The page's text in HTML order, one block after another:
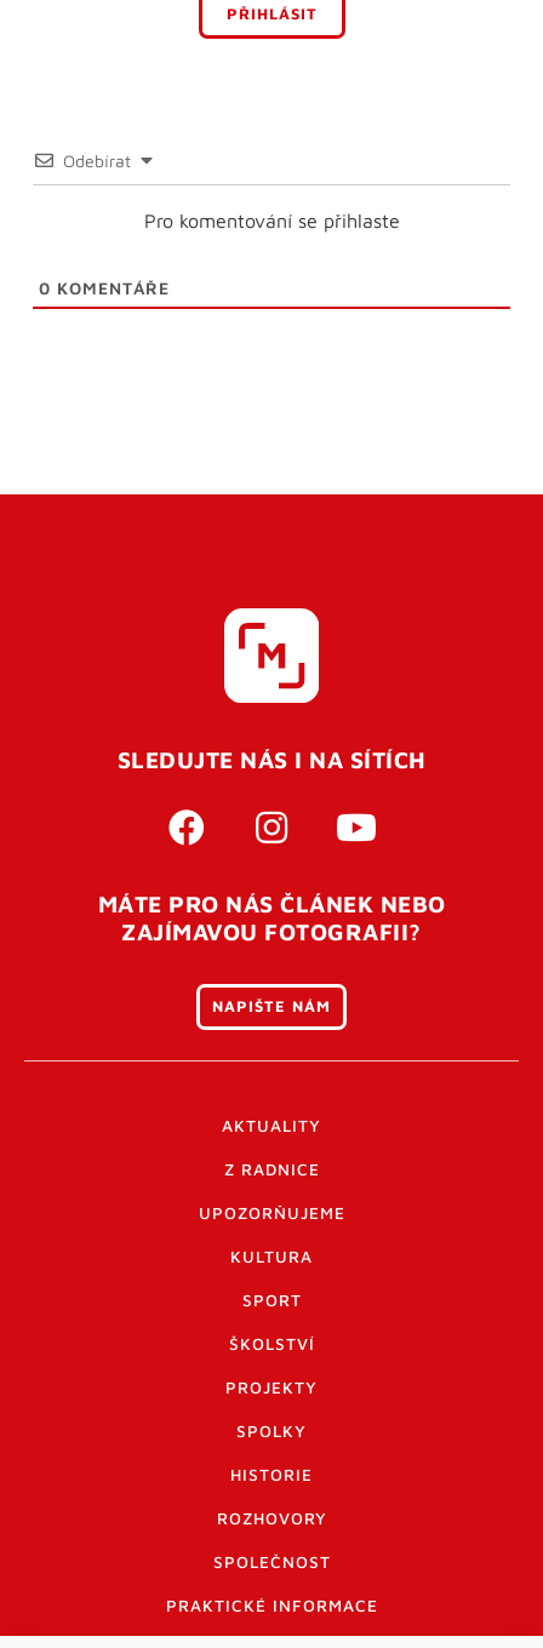
PŘIHLÁSIT
Odebírat
Pro komentování se přihlaste
0 KOMENTÁŘE
SLEDUJTE NÁS I NA SÍTÍCH
MÁTE PRO NÁS ČLÁNEK NEBO
ZAJÍMAVOU FOTOGRAFII?
NAPIŠTE NÁM
AKTUALITY
Z RADNICE
UPOZORŇUJEME
KULTURA
SPORT
ŠKOLSTVÍ
PROJEKTY
SPOLKY
HISTORIE
ROZHOVORY
SPOLEČNOST
PRAKTICKÉ INFORMACE